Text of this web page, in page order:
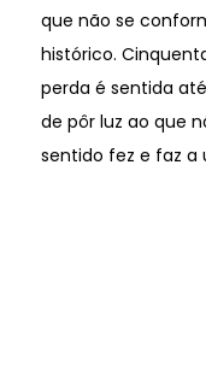
que não se
histórico.
perda é sentida
de pôr luz ao que
sentido fez e faz a